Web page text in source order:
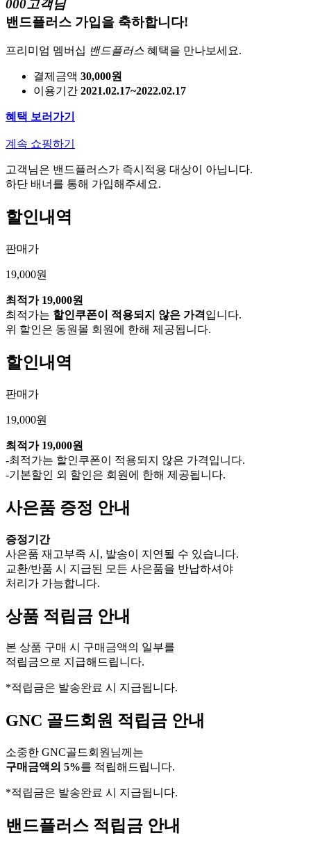
000고객님
밴드플러스 가입을 축하합니다!
프리미엄 멤버십 밴드플러스 혜택을 만나보세요.
결제금액 30,000원
이용기간 2021.02.17~2022.02.17
혜택 보러가기
계속 쇼핑하기
고객님은 밴드플러스가 즉시적용 대상이 아닙니다.
하단 배너를 통해 가입해주세요.
할인내역
판매가
19,000원
최적가 19,000원
최적가는 할인쿠폰이 적용되지 않은 가격입니다.
위 할인은 동원몰 회원에 한해 제공됩니다.
할인내역
판매가
19,000원
최적가 19,000원
-최적가는 할인쿠폰이 적용되지 않은 가격입니다.
-기본할인 외 할인은 회원에 한해 제공됩니다.
사은품 증정 안내
증정기간
사은품 재고부족 시, 발송이 지연될 수 있습니다.
교환/반품 시 지급된 모든 사은품을 반납하셔야
처리가 가능합니다.
상품 적립금 안내
본 상품 구매 시 구매금액의 일부를
적립금으로 지급해드립니다.
*적립금은 발송완료 시 지급됩니다.
GNC 골드회원 적립금 안내
소중한 GNC골드회원님께는
구매금액의 5%를 적립해드립니다.
*적립금은 발송완료 시 지급됩니다.
밴드플러스 적립금 안내